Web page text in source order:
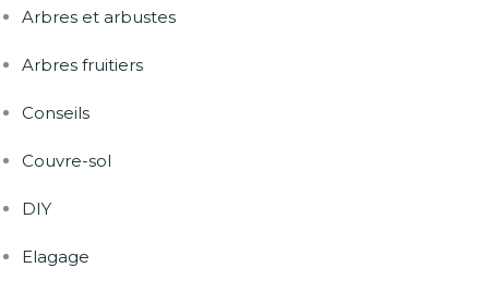
Arbres et arbustes
Arbres fruitiers
Conseils
Couvre-sol
DIY
Elagage